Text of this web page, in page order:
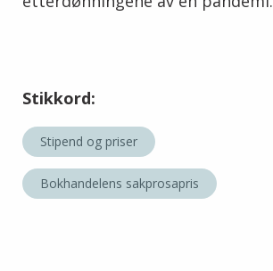
Stikkord:
Stipend og priser
Bokhandelens sakprosapris